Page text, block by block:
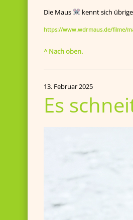
Die Maus
kennt sich
https://www.wdrmaus.de/filme/
^ Nach oben.
13. Februar 2025
Es